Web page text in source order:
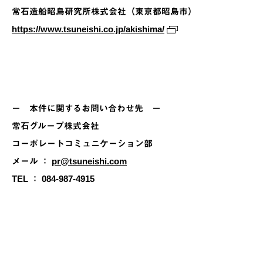
常石造船昭島研究所株式会社（東京都昭島市）
https://www.tsuneishi.co.jp/akishima/
－ 本件に関するお問い合わせ先 －
常石グループ株式会社
コーポレートコミュニケーション部
メール ： pr@tsuneishi.com
TEL ： 084-987-4915